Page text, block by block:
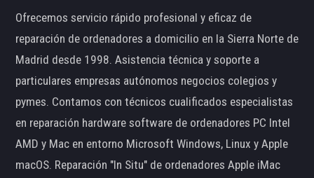
Ofrecemos servicio rápido profesional y eficaz de
reparación de ordenadores a domicilio en la Sierra Norte de
Madrid desde 1998. Asistencia técnica y soporte a
particulares empresas autónomos negocios colegios y
pymes. Contamos con técnicos cualificados especialistas
en reparación hardware software de ordenadores PC Intel
AMD y Mac en entorno Microsoft Windows, Linux y Apple
macOS. Reparación "In Situ" de ordenadores Apple iMac